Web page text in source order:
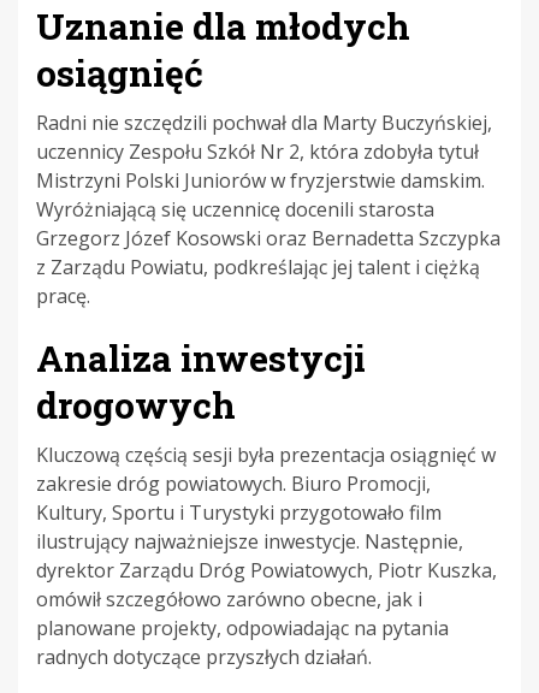
Uznanie dla młodych
osiągnięć
Radni nie szczędzili pochwał dla Marty Buczyńskiej,
uczennicy Zespołu Szkół Nr 2, która zdobyła tytuł
Mistrzyni Polski Juniorów w fryzjerstwie damskim.
Wyróżniającą się uczennicę docenili starosta
Grzegorz Józef Kosowski oraz Bernadetta Szczypka
z Zarządu Powiatu, podkreślając jej talent i ciężką
pracę.
Analiza inwestycji
drogowych
Kluczową częścią sesji była prezentacja osiągnięć w
zakresie dróg powiatowych. Biuro Promocji,
Kultury, Sportu i Turystyki przygotowało film
ilustrujący najważniejsze inwestycje. Następnie,
dyrektor Zarządu Dróg Powiatowych, Piotr Kuszka,
omówił szczegółowo zarówno obecne, jak i
planowane projekty, odpowiadając na pytania
radnych dotyczące przyszłych działań.